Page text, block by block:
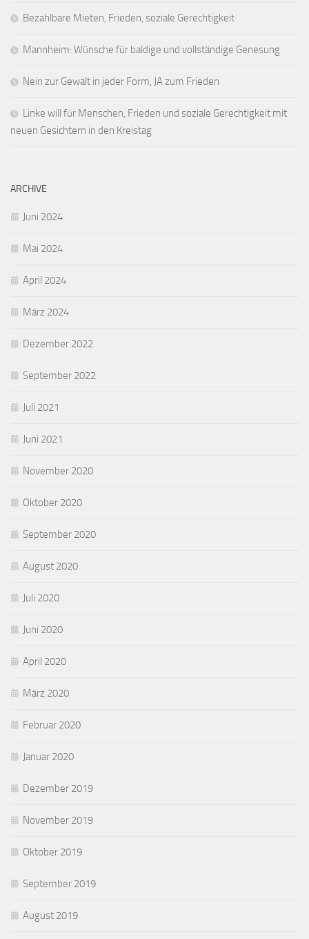
Bezahlbare Mieten, Frieden, soziale Gerechtigkeit
Mannheim: Wünsche für baldige und vollständige Genesung
Nein zur Gewalt in jeder Form, JA zum Frieden
Linke will für Menschen, Frieden und soziale Gerechtigkeit mit
neuen Gesichtern in den Kreistag
ARCHIVE
Juni 2024
Mai 2024
April 2024
März 2024
Dezember 2022
September 2022
Juli 2021
Juni 2021
November 2020
Oktober 2020
September 2020
August 2020
Juli 2020
Juni 2020
April 2020
März 2020
Februar 2020
Januar 2020
Dezember 2019
November 2019
Oktober 2019
September 2019
August 2019